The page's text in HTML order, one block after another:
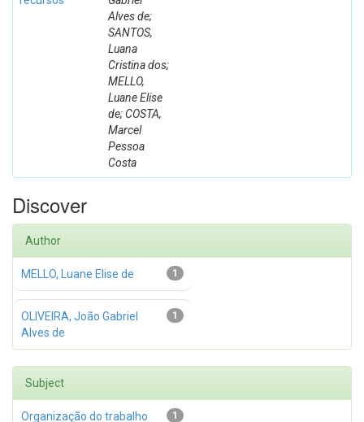
Alves de;
SANTOS,
Luana
Cristina dos;
MELLO,
Luane Elise
de; COSTA,
Marcel
Pessoa
Costa
Discover
Author
1
MELLO, Luane Elise de
1
OLIVEIRA, João Gabriel
Alves de
Subject
1
Organização do trabalho